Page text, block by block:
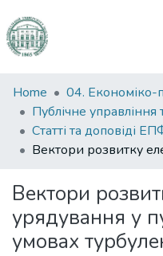
Communities
&
Collections
All of DSpace
Statistics
Home
Вектори
урядування у
умовах